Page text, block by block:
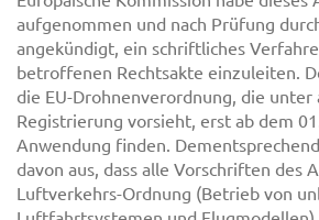
aufgenommen und nach Prüfung
angekündigt, ein schriftliches
betroffenen Rechtsakte einzuleiten.
die EU-Drohnenverordnung, die unter
Registrierung vorsieht, erst ab dem
Anwendung finden.
davon aus, dass alle Vorschriften des
Luftverkehrs-Ordnung (Betrieb von